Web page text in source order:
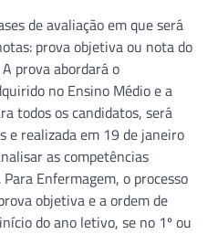
de avaliação em que será
prova objetiva ou nota do
prova abordará o
no Ensino Médio e a
todos os candidatos, será
e realizada em 19 de janeiro
as competências
Enfermagem, o processo
objetiva e a ordem de
do ano letivo, se no 1º ou